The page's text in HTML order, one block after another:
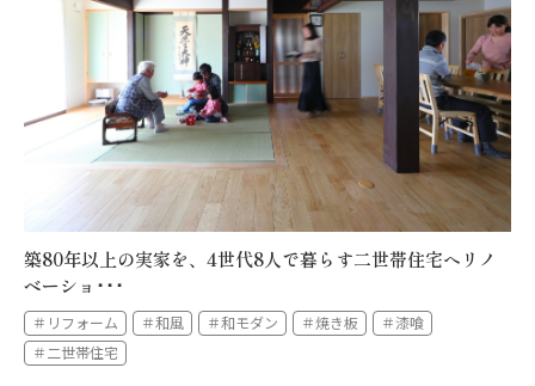
築80年以上の実家を、4世代8人で暮らす二世帯住宅へリノ
ベーショ･･･
＃リフォーム ＃和風 ＃和モダン ＃焼き板
＃漆喰
＃二世帯住宅